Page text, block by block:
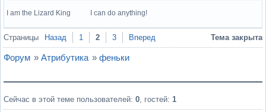
I am the Lizard King I can do anything!
Вне форума
Страницы Назад 1 2 3 Вперед Тема закрыта
Форум » Атрибутика » феньки
Сейчас в этой теме пользователей: 0, гостей: 1